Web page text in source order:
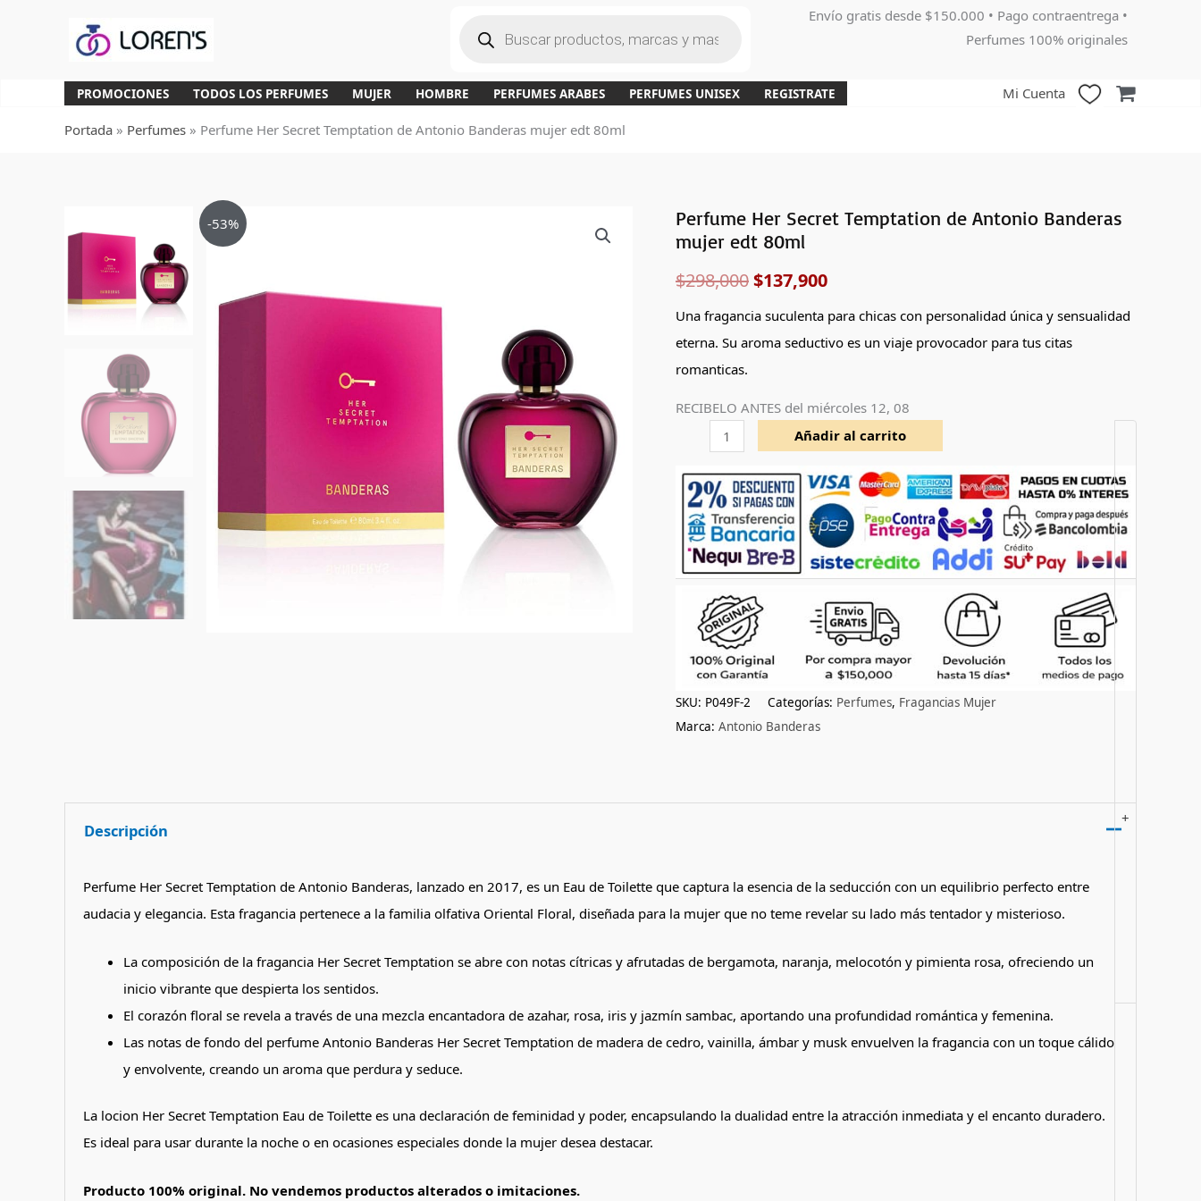
a
d
e
r
o
Envío gratis desde $150.000 • Pago contraentrega •
Perfumes 100% originales
PROMOCIONES TODOS LOS PERFUMES MUJER HOMBRE PERFUMES ARABES PERFUMES UNISEX REGISTRATE Mi Cuenta
Portada » Perfumes » Perfume Her Secret Temptation de Antonio Banderas mujer edt 80ml
-53%
Perfume Her Secret Temptation de Antonio Banderas
mujer edt 80ml
$298,000
El
original
$137,900
El
es:
Una fragancia suculenta para chicas con personalidad única y sensualidad
eterna. Su aroma seductivo es un viaje provocador para tus citas
romanticas.
RECIBELO ANTES del miércoles 12, 08
Perfume
Her
Temptation
de
Antonio
Banderas
edt
+
Añadir al carrito
SKU: P049F-2 Categorías: Perfumes, Fragancias Mujer
Marca: Antonio Banderas
Descripción
Perfume Her Secret Temptation de Antonio Banderas, lanzado en 2017, es un Eau de Toilette que captura la esencia de la seducción con un equilibrio perfecto entre
audacia y elegancia. Esta fragancia pertenece a la familia olfativa Oriental Floral, diseñada para la mujer que no teme revelar su lado más tentador y misterioso.
La composición de la fragancia Her Secret Temptation se abre con notas cítricas y afrutadas de bergamota, naranja, melocotón y pimienta rosa, ofreciendo un
inicio vibrante que despierta los sentidos.
El corazón floral se revela a través de una mezcla encantadora de azahar, rosa, iris y jazmín sambac, aportando una profundidad romántica y femenina.
Las notas de fondo del perfume Antonio Banderas Her Secret Temptation de madera de cedro, vainilla, ámbar y musk envuelven la fragancia con un toque cálido
y envolvente, creando un aroma que perdura y seduce.
La locion Her Secret Temptation Eau de Toilette es una declaración de feminidad y poder, encapsulando la dualidad entre la atracción inmediata y el encanto duradero.
Es ideal para usar durante la noche o en ocasiones especiales donde la mujer desea destacar.
Producto 100% original. No vendemos productos alterados o imitaciones.